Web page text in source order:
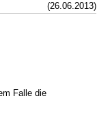
(26.06.2013)
Falle die